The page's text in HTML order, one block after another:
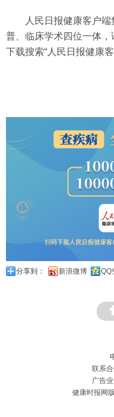
人民日报健康客户
普、临床学术四位一体
下载搜索“人民日报健康客
分享到： 新浪微博 QQ
联系
广告
健康时报网